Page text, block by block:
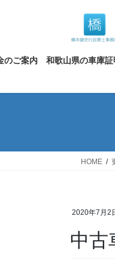
ツ
ス
シ
ン
のご案内 和歌山県の車庫
HOME
2020年7月2
中